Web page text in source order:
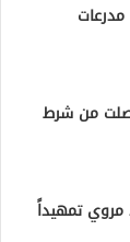
من شرط
تمهيداً